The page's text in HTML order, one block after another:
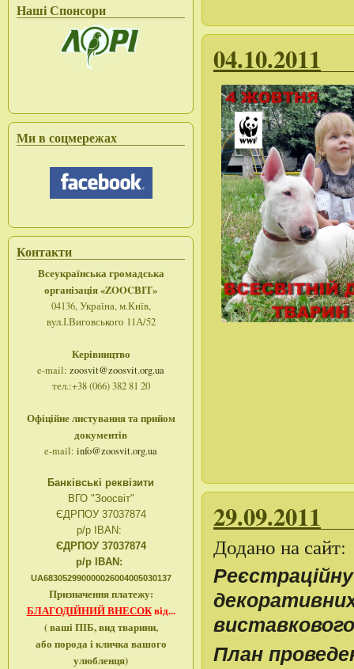
Наші Спонсори
Ми в соцмережах
Контакти
Всеукраїнська громадська
організація «ZOOCВІТ»
04136, Україна, м.Київ,
вул.І.Виговського 11А/52
Керівництво
e-mail: zoosvit@zoosvit.org.ua
тел.:+38 (066) 382 81 20
Офіційне листування та прийом
документів
e-mail: info@zoosvit.org.ua
Банківські реквізити
ВГО "Зоосвіт"
ЄДРПОУ 37037874
р/р IBAN:
ЄДРПОУ 37037874
р/р IBAN:
UA683052990000026004005030137
Призначення платежу:
БЛАГОДІЙНИЙ ВНЕСОКвід...
( ваші ПІБ, вид тварини,
або порода і кличка вашого
улюбленця)
04.10.2011
29.09.2011
Додано на сайт:
План